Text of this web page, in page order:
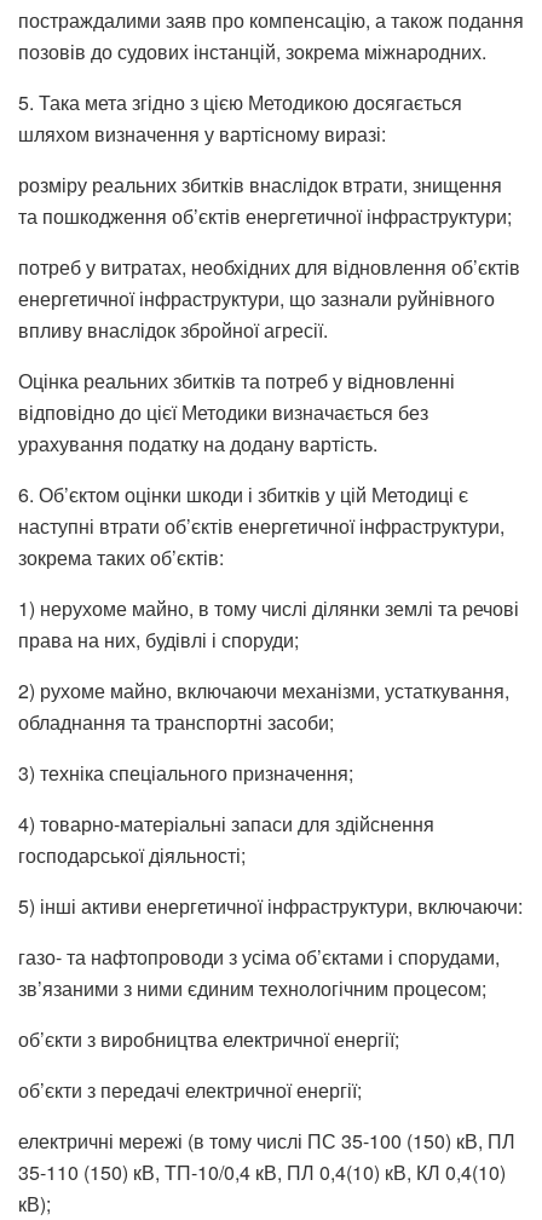
постраждалими заяв про компенсацію, а також подання
позовів до судових інстанцій, зокрема міжнародних.
5. Така мета згідно з цією Методикою досягається
шляхом визначення у вартісному виразі:
розміру реальних збитків внаслідок втрати, знищення
та пошкодження об’єктів енергетичної інфраструктури;
потреб у витратах, необхідних для відновлення об’єктів
енергетичної інфраструктури, що зазнали руйнівного
впливу внаслідок збройної агресії.
Оцінка реальних збитків та потреб у відновленні
відповідно до цієї Методики визначається без
урахування податку на додану вартість.
6. Об’єктом оцінки шкоди і збитків у цій Методиці є
наступні втрати об’єктів енергетичної інфраструктури,
зокрема таких об’єктів:
1) нерухоме майно, в тому числі ділянки землі та речові
права на них, будівлі і споруди;
2) рухоме майно, включаючи механізми, устаткування,
обладнання та транспортні засоби;
3) техніка спеціального призначення;
4) товарно-матеріальні запаси для здійснення
господарської діяльності;
5) інші активи енергетичної інфраструктури, включаючи:
газо- та нафтопроводи з усіма об’єктами і спорудами,
зв’язаними з ними єдиним технологічним процесом;
об’єкти з виробництва електричної енергії;
об’єкти з передачі електричної енергії;
електричні мережі (в тому числі ПС 35-100 (150) кВ, ПЛ
35-110 (150) кВ, ТП-10/0,4 кВ, ПЛ 0,4(10) кВ, КЛ 0,4(10)
кВ);